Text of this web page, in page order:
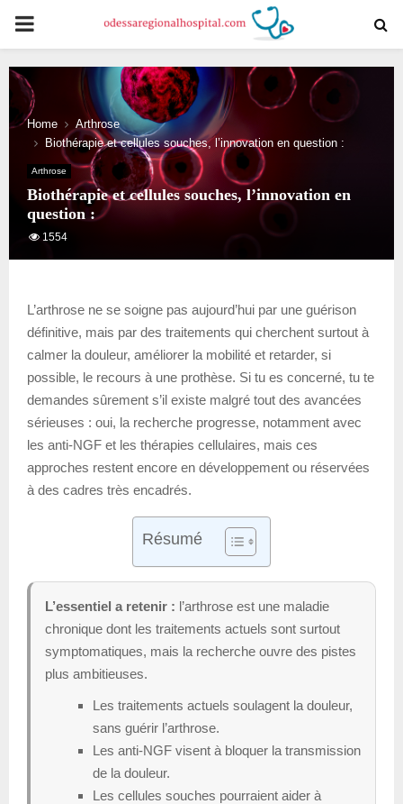
PRIMARY
MENU
Home
Arthrose
Biothérapie et cellules souches, l’innovation en question :
Arthrose
Biothérapie et cellules souches, l’innovation en
question :
1554
L’arthrose ne se soigne pas aujourd’hui par une guérison
définitive, mais par des traitements qui cherchent surtout à
calmer la douleur, améliorer la mobilité et retarder, si
possible, le recours à une prothèse. Si tu es concerné, tu te
demandes sûrement s’il existe malgré tout des avancées
sérieuses : oui, la recherche progresse, notamment avec
les anti-NGF et les thérapies cellulaires, mais ces
approches restent encore en développement ou réservées
à des cadres très encadrés.
Résumé
L’essentiel a retenir : l’arthrose est une maladie
chronique dont les traitements actuels sont surtout
symptomatiques, mais la recherche ouvre des pistes
plus ambitieuses.
Les traitements actuels soulagent la douleur,
sans guérir l’arthrose.
Les anti-NGF visent à bloquer la transmission
de la douleur.
Les cellules souches pourraient aider à